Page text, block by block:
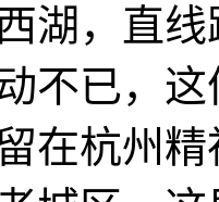
湖，直
不已，
在杭州